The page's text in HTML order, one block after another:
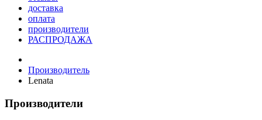
доставка
оплата
производители
РАСПРОДАЖА
Производитель
Lenata
Производители